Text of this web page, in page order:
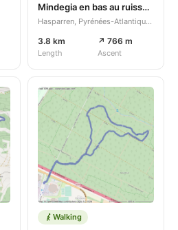
Mindegia en bas au ruisseau
Hasparren, Pyrénées-Atlantiques, Nouvelle-Aquitaine, FR
3.8 km
Length
↗ 766 m
Ascent
Walking